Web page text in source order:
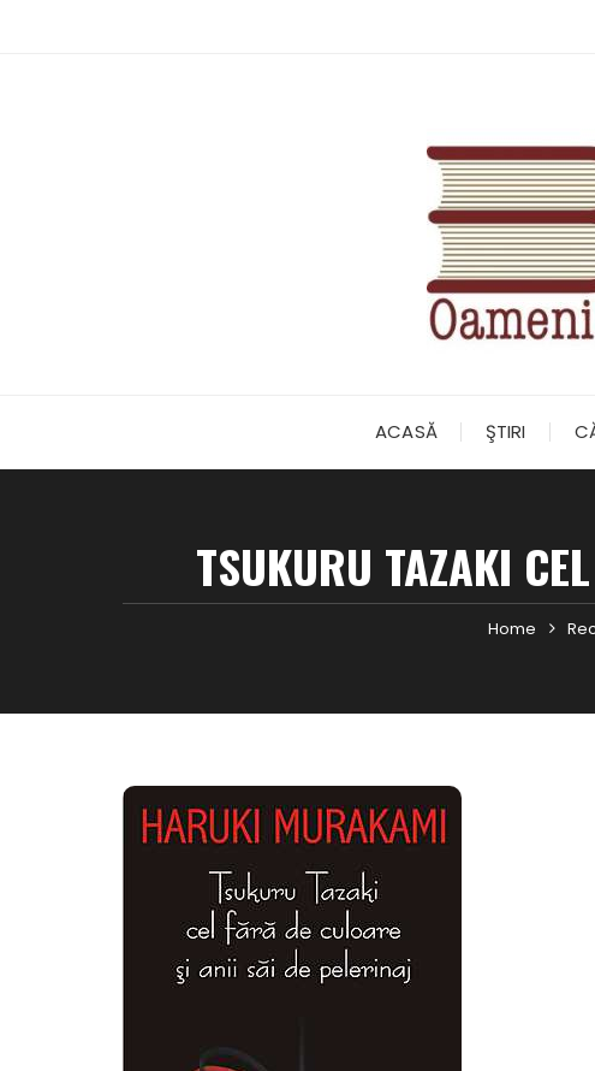
ACASĂ ŞTIRI
TSUKURU TAZAKI
Home